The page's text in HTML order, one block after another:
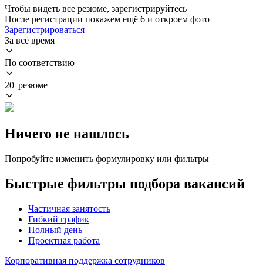
Чтобы видеть все резюме, зарегистрируйтесь
После регистрации покажем ещё 6 и откроем фото
Зарегистрироваться
За всё время
По соответствию
20 резюме
Ничего не нашлось
Попробуйте изменить формулировку или фильтры
Быстрые фильтры подбора вакансий
Частичная занятость
Гибкий график
Полный день
Проектная работа
Корпоративная поддержка сотрудников